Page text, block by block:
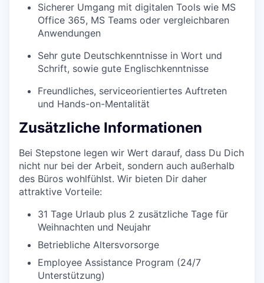
Sicherer Umgang mit digitalen Tools wie MS
Office 365, MS Teams oder vergleichbaren
Anwendungen
Sehr gute Deutschkenntnisse in Wort und
Schrift, sowie gute Englischkenntnisse
Freundliches, serviceorientiertes Auftreten
und Hands-on-Mentalität
Zusätzliche Informationen
Bei Stepstone legen wir Wert darauf, dass Du Dich
nicht nur bei der Arbeit, sondern auch außerhalb
des Büros wohlfühlst. Wir bieten Dir daher
attraktive Vorteile:
31 Tage Urlaub plus 2 zusätzliche Tage für
Weihnachten und Neujahr
Betriebliche Altersvorsorge
Employee Assistance Program (24/7
Unterstützung)